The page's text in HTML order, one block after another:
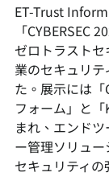
ET-Trust
「CYBERSEC
ゼロトラスト
業のセキュリ
た。展示には
フォーム」と
まれ、エンド
ー管理ソリュ
セキュリティの